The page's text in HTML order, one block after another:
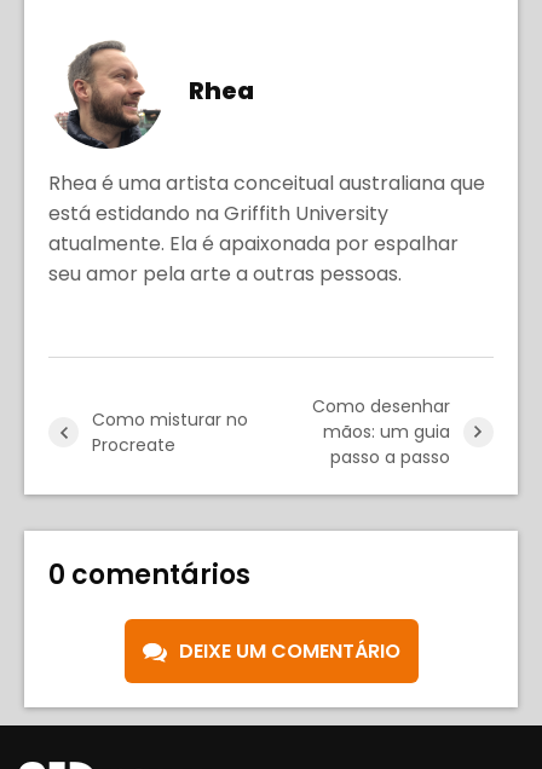
Rhea
Rhea é uma artista conceitual australiana que
está estidando na Griffith University
atualmente. Ela é apaixonada por espalhar
seu amor pela arte a outras pessoas.
Como misturar no
Procreate
Como desenhar
mãos: um guia
passo a passo
0 comentários
DEIXE UM COMENTÁRIO